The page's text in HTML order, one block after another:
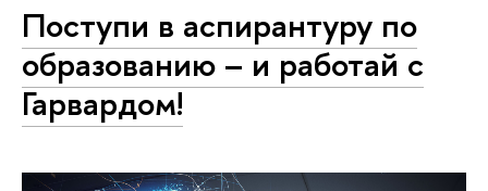
Поступи в аспирантуру по
образованию – и работай с
Гарвардом!